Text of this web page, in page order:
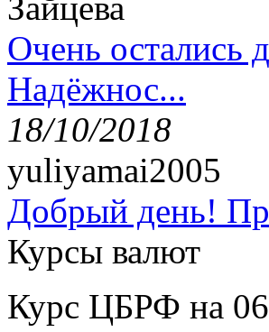
Очень остались
Надёжнос...
18/10/2018
yuliyamai2005
Добрый день!
Курсы валют
Курс ЦБРФ на